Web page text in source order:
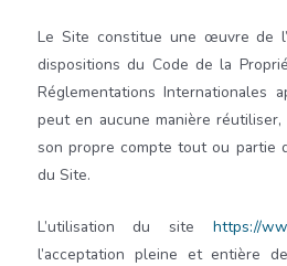
Le Site constitue une œuvre de
dispositions du Code de la
Réglementations Internationales
peut en aucune manière
son propre compte tout ou partie
du Site.
L’utilisation du site https://
l’acceptation pleine et entière